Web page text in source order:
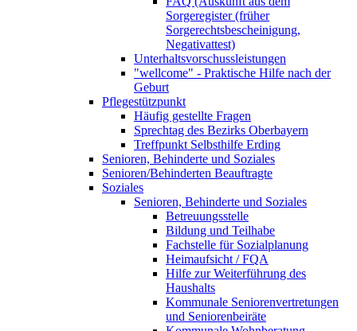
Sorgeregister (früher
Sorgerechtsbescheinigung,
Negativattest)
Unterhaltsvorschussleistungen
"wellcome" - Praktische Hilfe nach der
Geburt
Pflegestützpunkt
Häufig gestellte Fragen
Sprechtag des Bezirks Oberbayern
Treffpunkt Selbsthilfe Erding
Senioren, Behinderte und Soziales
Senioren/Behinderten Beauftragte
Soziales
Senioren, Behinderte und Soziales
Betreuungsstelle
Bildung und Teilhabe
Fachstelle für Sozialplanung
Heimaufsicht / FQA
Hilfe zur Weiterführung des
Haushalts
Kommunale Seniorenvertretungen
und Seniorenbeiräte